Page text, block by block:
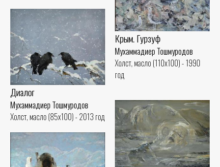
Крым. Гурзуф
Мухаммадиер Тошмуродов
Холст, масло (110x100) - 1990
год
Диалог
Мухаммадиер Тошмуродов
Холст, масло (85x100) - 2013 год